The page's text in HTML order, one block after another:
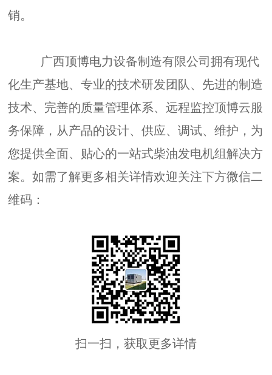
销。
广西顶博电力设备制造有限公司拥有现代
化生产基地、专业的技术研发团队、先进的制造
技术、完善的质量管理体系、远程监控顶博云服
务保障，从产品的设计、供应、调试、维护，为
您提供全面、贴心的一站式柴油发电机组解决方
案。如需了解更多相关详情欢迎关注下方微信二
维码：
扫一扫，获取更多详情